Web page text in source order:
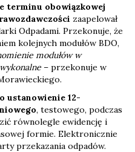
terminu obowiązkowej
zaapelował
Odpadami. Przekonuje, że
kolejnych modułów BDO,
modułów w
– przekonuje w
ustanowienie 12-
, testowego, podczas
równolegle ewidencję i
formie. Elektronicznie
przekazania odpadów.